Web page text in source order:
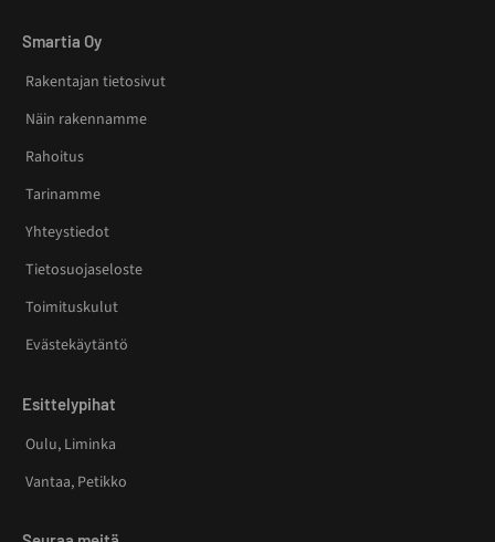
Smartia Oy
Rakentajan tietosivut
Näin rakennamme
Rahoitus
Tarinamme
Yhteystiedot
Tietosuojaseloste
Toimituskulut
Evästekäytäntö
Esittelypihat
Oulu, Liminka
Vantaa, Petikko